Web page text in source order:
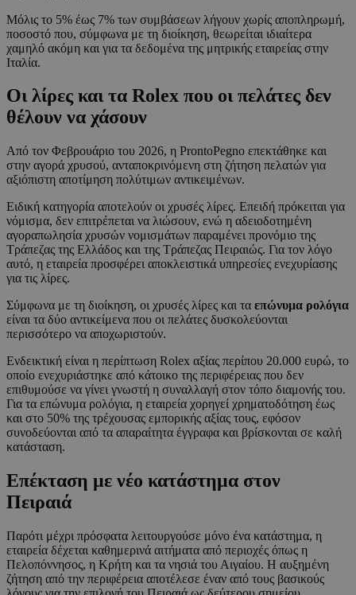
Μόλις το 5% έως 7% των συμβάσεων λήγουν χωρίς αποπληρωμή,
ποσοστό που, σύμφωνα με τη διοίκηση, θεωρείται ιδιαίτερα
χαμηλό ακόμη και για τα δεδομένα της μητρικής εταιρείας στην
Ιταλία.
Οι λίρες και τα Rolex που οι πελάτες δεν
θέλουν να χάσουν
Από τον Φεβρουάριο του 2026, η ProntoPegno επεκτάθηκε και
στην αγορά χρυσού, ανταποκρινόμενη στη ζήτηση πελατών για
αξιόπιστη αποτίμηση πολύτιμων αντικειμένων.
Ειδική κατηγορία αποτελούν οι χρυσές λίρες. Επειδή πρόκειται για
νόμισμα, δεν επιτρέπεται να λιώσουν, ενώ η αδειοδοτημένη
αγοραπωλησία χρυσών νομισμάτων παραμένει προνόμιο της
Τράπεζας της Ελλάδος και της Τράπεζας Πειραιώς. Για τον λόγο
αυτό, η εταιρεία προσφέρει αποκλειστικά υπηρεσίες ενεχυρίασης
για τις λίρες.
Σύμφωνα με τη διοίκηση, οι χρυσές λίρες και τα επώνυμα ρολόγια
είναι τα δύο αντικείμενα που οι πελάτες δυσκολεύονται
περισσότερο να αποχωριστούν.
Ενδεικτική είναι η περίπτωση Rolex αξίας περίπου 20.000 ευρώ, το
οποίο ενεχυριάστηκε από κάτοικο της περιφέρειας που δεν
επιθυμούσε να γίνει γνωστή η συναλλαγή στον τόπο διαμονής του.
Για τα επώνυμα ρολόγια, η εταιρεία χορηγεί χρηματοδότηση έως
και στο 50% της τρέχουσας εμπορικής αξίας τους, εφόσον
συνοδεύονται από τα απαραίτητα έγγραφα και βρίσκονται σε καλή
κατάσταση.
Επέκταση με νέο κατάστημα στον
Πειραιά
Παρότι μέχρι πρόσφατα λειτουργούσε μόνο ένα κατάστημα, η
εταιρεία δέχεται καθημερινά αιτήματα από περιοχές όπως η
Πελοπόννησος, η Κρήτη και τα νησιά του Αιγαίου. Η αυξημένη
ζήτηση από την περιφέρεια αποτέλεσε έναν από τους βασικούς